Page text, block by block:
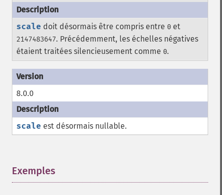
scale doit désormais être compris entre 0 et
2147483647. Précédemment, les échelles négatives
étaient traitées silencieusement comme 0.
8.0.0
scale est désormais nullable.
Exemples